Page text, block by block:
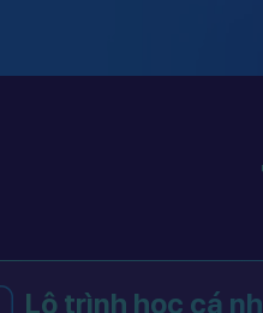
Lộ trình học cá